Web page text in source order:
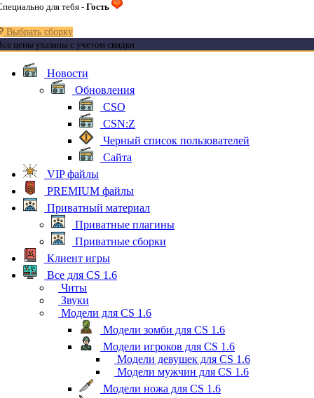
для тебя - Гость
Выбрать сборку
цены указаны с учетом скидки
Новости
Обновления
CSO
CSN:Z
Черный список пользователей
Сайта
VIP файлы
PREMIUM файлы
Приватный материал
Приватные плагины
Приватные сборки
Клиент игры
Все для CS 1.6
Читы
Звуки
Модели для CS 1.6
Модели зомби для CS 1.6
Модели игроков для CS 1.6
Модели девушек для CS 1.6
Модели мужчин для CS 1.6
Модели ножа для CS 1.6